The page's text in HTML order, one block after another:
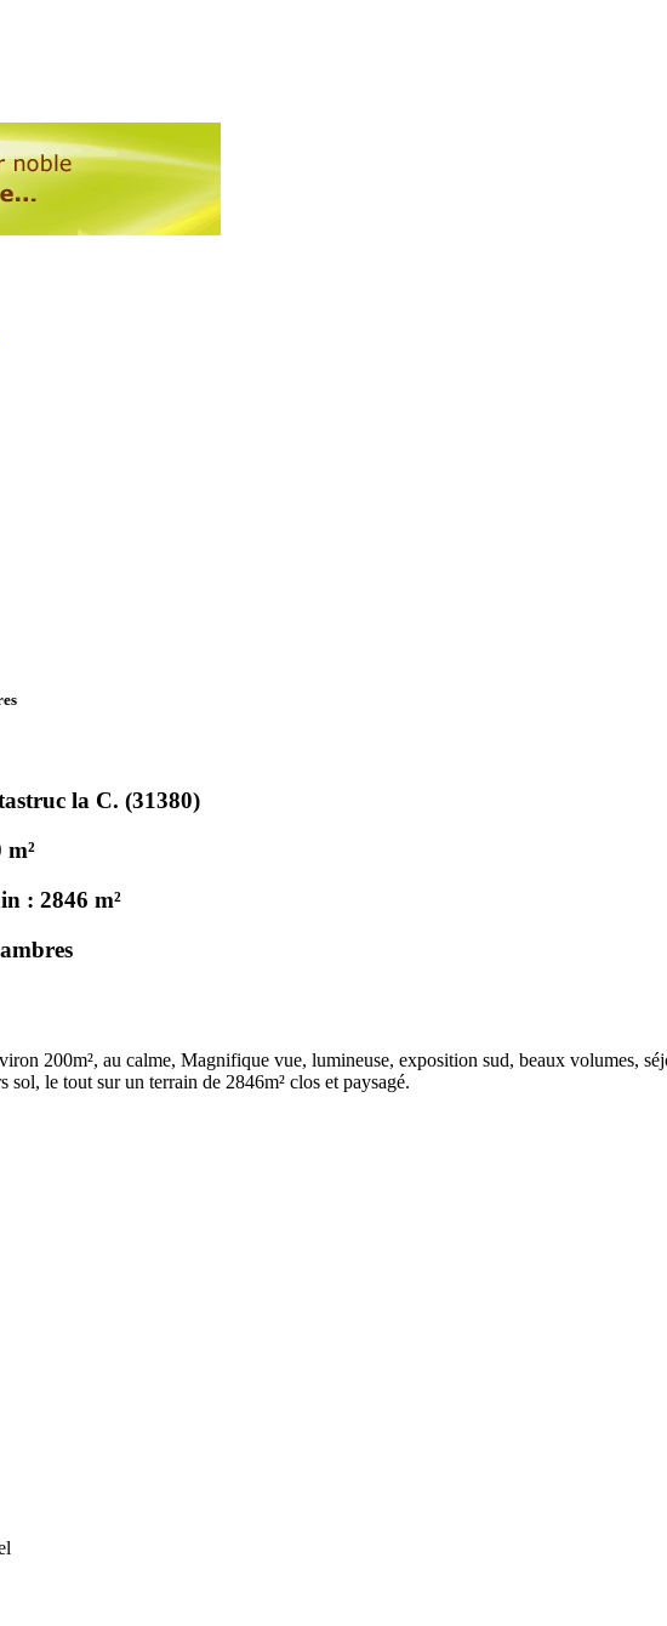
la C. (31380)
m²
: 2846 m²
200m², au calme, Magnifique vue, lumineuse, exposition sud, beaux volumes,
sol, le tout sur un terrain de 2846m² clos et paysagé.